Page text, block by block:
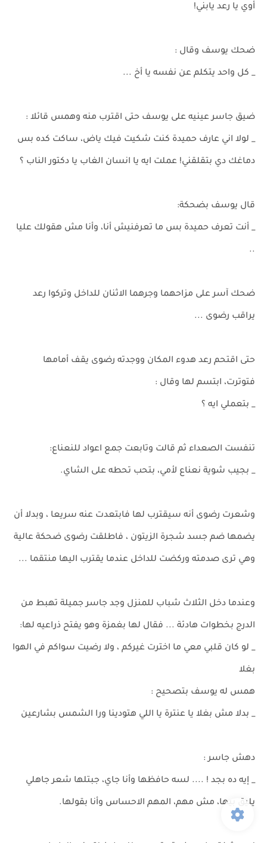
أوي يا رعد يابني!
ضحك يوسف وقال :
_ كل واحد يتكلم عن نفسه يا أخ ...
ضيق جاسر عينيه على يوسف حتى اقترب منه وهمس قائلا :
_ لولا اني عارف حميدة كنت شكيت فيك ياض، ساكت كده بس
دماغك دي بتقلقني! عملت ايه يا انسان الغاب يا دكتور الناب ؟
قال يوسف بضحكة:
_ أنت تعرف حميدة بس ما تعرفنيش أنا، وأنا مش هقولك عليا
..
ضحك آسر على مزاحهما وجرهما الاثنان للداخل وتركوا رعد
يراقب رضوى ...
حتى اقتحم رعد هدوء المكان ووجدته رضوى يقف أمامها
فتوترت، ابتسم لها وقال :
_ بتعملي ايه ؟
تنفست الصعداء ثم قالت وتابعت جمع اعواد للنعناع:
_ بجيب شوية نعناع لأمي، بتحب تحطه على الشاي.
وشعرت رضوى أنه سيقترب لها فابتعدت عنه سريعا ، وبدلا أن
يضمها ضم جسد شجرة الزيتون ، فاطلقت رضوى ضحكة عالية
وهي ترى صدمته وركضت للداخل عندما يقترب اليها منتقما ...
وعندما دخل الثلاث شباب للمنزل وجد جاسر جميلة تهبط من
الدرج بخطوات هادئة ... فقال لها بغمزة وهو يفتح ذراعيه لها:
_ لو كان قلبي معي ما اخترت غيركم ، ولا رضيت سواكم في الهوا
بغلا
همس له يوسف بتصحيح :
_ بدلا مش بغلا يا عنترة يا اللي هتودينا ورا الشمس بشارعين
دهش جاسر :
_ إيه ده بجد ! .... لسه حافظها وأنا جاي، جبتلها شعر جاهلي
يليق بيها، مش مهم، المهم الاحساس وأنا بقولها.